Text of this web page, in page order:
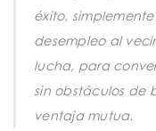
éxito,
desempleo al
lucha, para
sin obstáculos de
ventaja mutua.